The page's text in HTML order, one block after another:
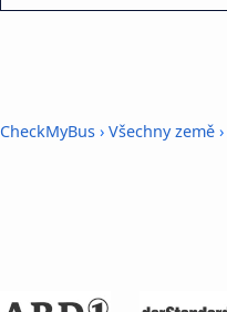
CheckMyBus › Všechny země ›